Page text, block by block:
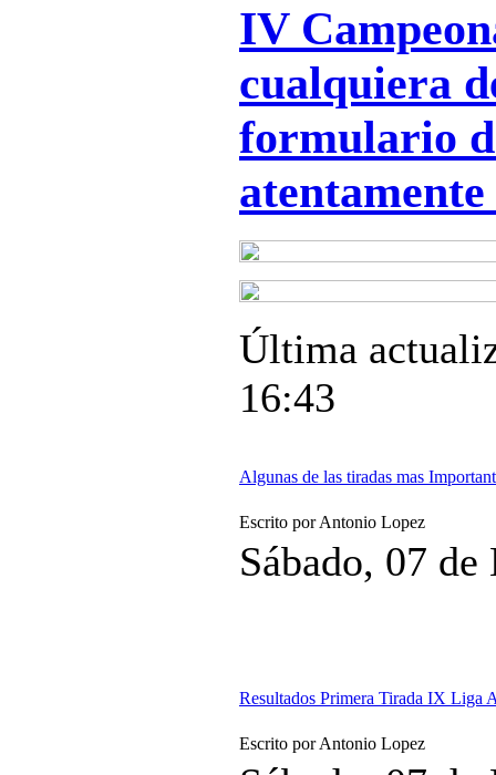
IV
cualquiera
formulario
Última
16:43
Algunas de las tiradas mas
Escrito por Antonio Lopez
Sábado, 07
Resultados Primera Tirada IX Liga
Escrito por Antonio Lopez